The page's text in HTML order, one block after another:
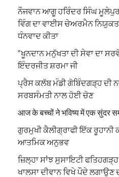
ਨੌਜਵਾਨ ਆਗੂ ਹਰਿੰਦਰ ਸਿੰਘ
ਵਿੰਗ ਦਾ ਵਾਈਸ ਚੇਅਰਮੈਨ ਨਿਯੁਕਤ
ਧੰਨਵਾਦ ਕੀਤਾ
“ਖੂਨਦਾਨ ਮਨੁੱਖਤਾ ਦੀ ਸੇਵਾ ਦਾ
ਇੰਦਰਜੀਤ ਸ਼ਰਮਾ ਜੀ
ਪ੍ਰੈਸ ਕਲੱਬ ਮੰਡੀ ਗੋਬਿੰਦਗੜ੍ਹ ਦੀ
ਸਰਬਸੰਮਤੀ ਨਾਲ ਹੋਈ ਚੋਣ
आज के बच्चों ने भविष्य में एक सुंदर
ਗੁਰਮੁਖੀ ਕੈਲੀਗ੍ਰਾਫੀ ਇੱਕ
ਆਤਮਿਕ ਅਨੁਭਵ
ਜ਼ਿਲ੍ਹਾ ਸਾਂਝ ਸੁਸਾਇਟੀ
ਖਾਲਸਾ ਦੀਵਾਨ ਵਿਖੇ ਪੌਦੇ ਲਗਾਉਣ